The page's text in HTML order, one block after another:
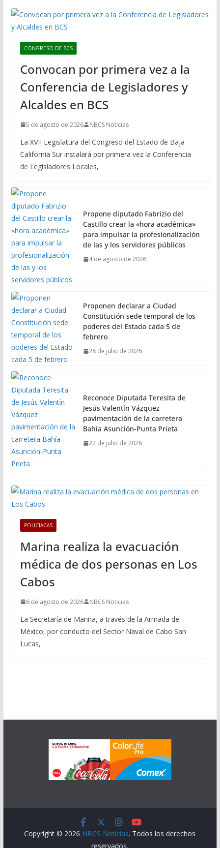
CONGRESO DE BCS
Convocan por primera vez a la
Conferencia de Legisladores y
Alcaldes en BCS
5 de agosto de 2026 NBCS Noticias
La XVII Legislatura del Congreso del Estado de Baja
California Sur instalará por primera vez la Conferencia
de Legisladores Locales,
Propone diputado Fabrizio del
Castillo crear la «hora académica»
para impulsar la profesionalización
de las y los servidores públicos
4 de agosto de 2026
Proponen declarar a Ciudad
Constitución sede temporal de los
poderes del Estado cada 5 de
febrero
28 de julio de 2026
Reconoce Diputada Teresita de
Jesús Valentín Vázquez
pavimentación de la carretera
Bahía Asunción-Punta Prieta
22 de julio de 2026
POLICIACAS
Marina realiza la evacuación
médica de dos personas en Los
Cabos
6 de agosto de 2026 NBCS Noticias
La Secretaría de Marina, a través de la Armada de
México, por conducto del Sector Naval de Cabo San
Lucas,
Copyright © 2026 NBCS Noticias. Todos los derechos
reservados.